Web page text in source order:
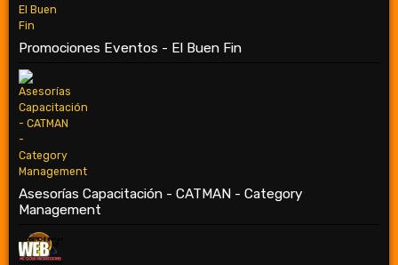
Promociones Eventos - El Buen Fin
Asesorías Capacitación - CATMAN - Category
Management